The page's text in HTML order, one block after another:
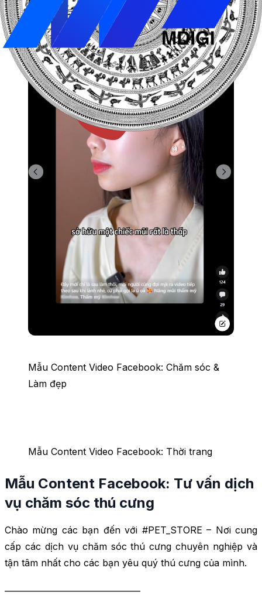
Mẫu Content Video Facebook: Chăm sóc &
Làm đẹp
Mẫu Content Video Facebook: Thời trang
Mẫu Content Facebook: Tư vấn dịch
vụ chăm sóc thú cưng
Chào mừng các bạn đến với #PET_STORE – Nơi cung
cấp các dịch vụ chăm sóc thú cưng chuyên nghiệp và
tận tâm nhất cho các bạn yêu quý thú cưng của mình.
——————————————–